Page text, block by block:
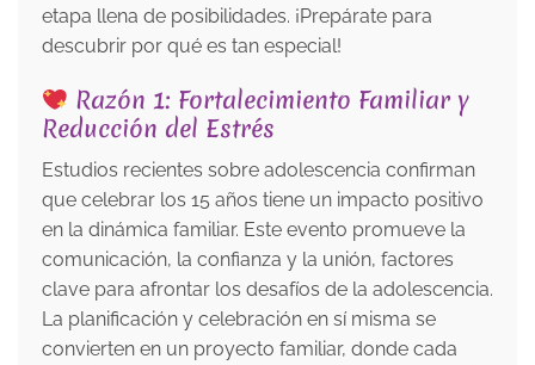
etapa llena de posibilidades. ¡Prepárate para
descubrir por qué es tan especial!
Razón 1: Fortalecimiento Familiar y
Reducción del Estrés
Estudios recientes sobre adolescencia confirman
que celebrar los 15 años tiene un impacto positivo
en la dinámica familiar. Este evento promueve la
comunicación, la confianza y la unión, factores
clave para afrontar los desafíos de la adolescencia.
La planificación y celebración en sí misma se
convierten en un proyecto familiar, donde cada